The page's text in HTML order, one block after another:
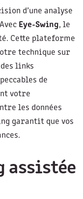
d’une analyse
Eye-Swing, le
Cette plateforme
technique sur
links
de
votre
les données
garantit que vos
assistée